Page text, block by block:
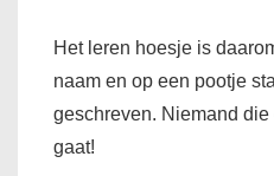
Het leren hoesje is
naam en op een pootje
geschreven. Niemand
gaat!